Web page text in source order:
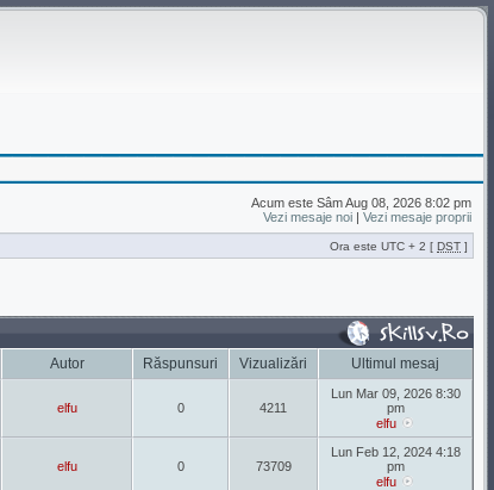
Acum este Sâm Aug 08, 2026 8:02 pm
Vezi mesaje noi | Vezi mesaje proprii
Ora este UTC + 2 [ DST ]
Autor Răspunsuri Vizualizări Ultimul mesaj
elfu 0 4211
Lun Mar 09, 2026 8:30
pm
elfu
elfu 0 73709
Lun Feb 12, 2024 4:18
pm
elfu